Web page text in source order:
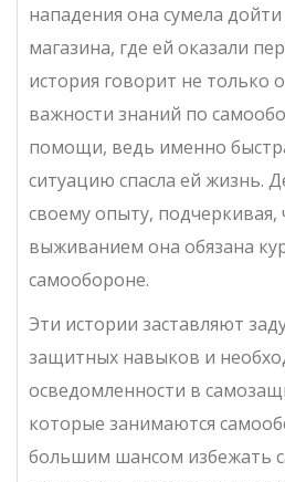
нападения она сумела
магазина, где ей оказали
история говорит не только
важности знаний по
помощи, ведь именно
ситуацию спасла ей жизнь.
своему опыту, подчеркивая,
выживанием она обязана
самообороне.
Эти истории заставляют
защитных навыков и
осведомленности в
которые занимаются
большим шансом избежать